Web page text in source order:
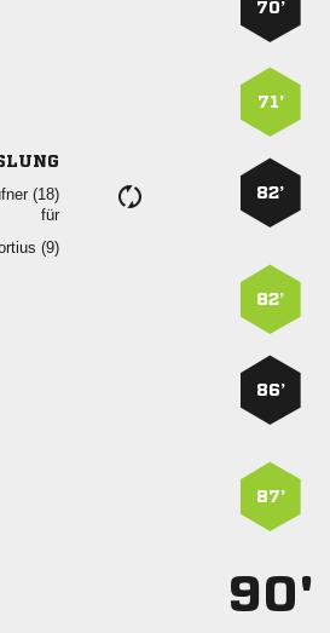
70’
71’

für

82’
82’
86’
87’
90'